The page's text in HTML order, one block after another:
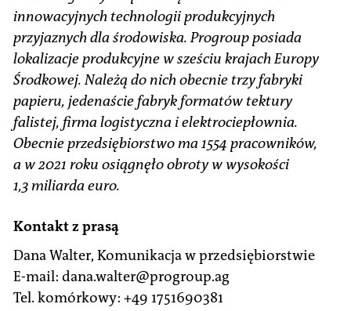
innowacyjnych technologii produkcyjnych
przyjaznych dla środowiska. Progroup posiada
lokalizacje produkcyjne w sześciu krajach Europy
Środkowej. Należą do nich obecnie trzy fabryki
papieru, jedenaście fabryk formatów tektury
falistej, firma logistyczna i elektrociepłownia.
Obecnie przedsiębiorstwo ma 1554 pracowników,
a w 2021 roku osiągnęło obroty w wysokości
1,3 miliarda euro.
Kontakt z prasą
Dana Walter, Komunikacja w przedsiębiorstwie
E-mail: dana.walter@progroup.ag
Tel. komórkowy: +49 1751690381